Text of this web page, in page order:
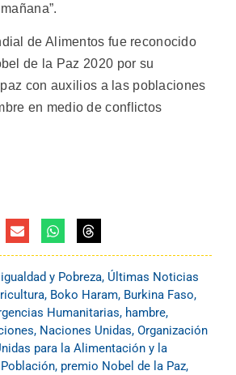
de Alimentos fue reconocido
de la Paz 2020 por su
con auxilios a las poblaciones
en medio de conflictos
y Pobreza, Últimas Noticias
, Boko Haram, Burkina Faso,
Humanitarias, hambre,
, Naciones Unidas, Organización
para la Alimentación y la
Población, premio Nobel de la Paz,